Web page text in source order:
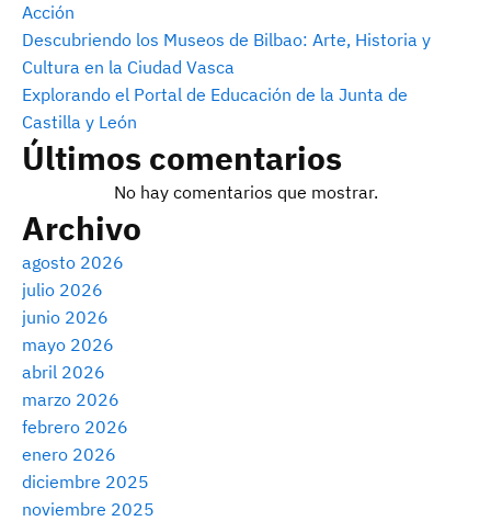
Acción
Descubriendo los Museos de Bilbao: Arte, Historia y
Cultura en la Ciudad Vasca
Explorando el Portal de Educación de la Junta de
Castilla y León
Últimos comentarios
No hay comentarios que mostrar.
Archivo
agosto 2026
julio 2026
junio 2026
mayo 2026
abril 2026
marzo 2026
febrero 2026
enero 2026
diciembre 2025
noviembre 2025